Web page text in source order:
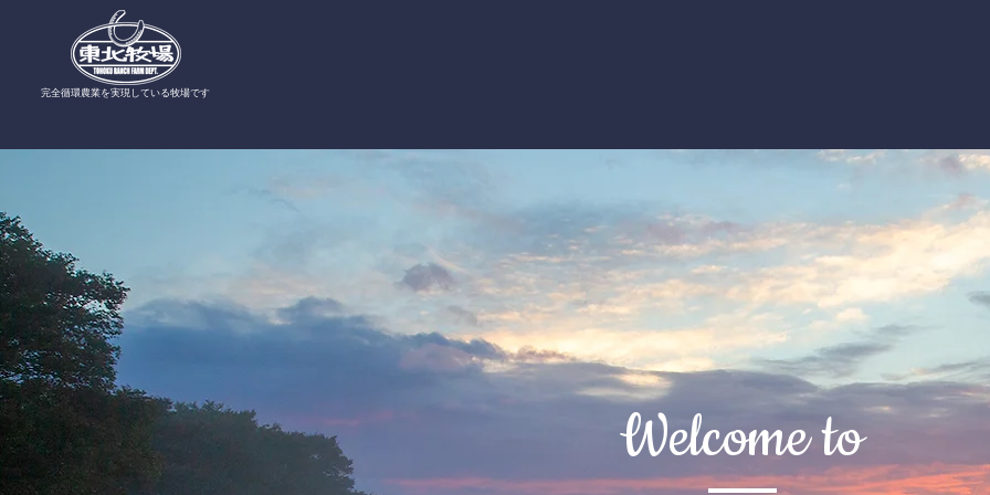
​完全循環農業を実現している牧場です
Welcome to